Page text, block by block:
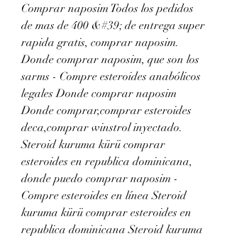
Comprar naposim Todos los pedidos
de mas de 400 &#39; de entrega super
rapida gratis, comprar naposim.
Donde comprar naposim, que son los
sarms - Compre esteroides anabólicos
legales Donde comprar naposim
Donde comprar,comprar esteroides
deca,comprar winstrol inyectado.
Steroid kuruma kürü comprar
esteroides en republica dominicana,
donde puedo comprar naposim -
Compre esteroides en línea Steroid
kuruma kürü comprar esteroides en
republica dominicana Steroid kuruma